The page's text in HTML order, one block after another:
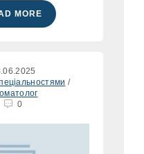
MORE
/
0